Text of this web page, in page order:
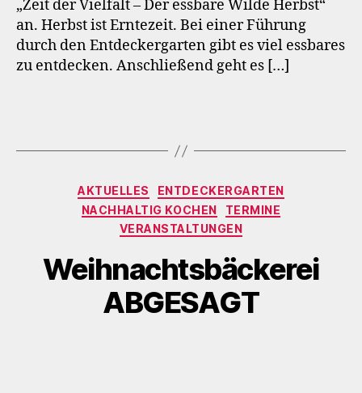
„Zeit der Vielfalt – Der essbare Wilde Herbst“
an. Herbst ist Erntezeit. Bei einer Führung
durch den Entdeckergarten gibt es viel essbares
zu entdecken. Anschließend geht es […]
Kategorien
AKTUELLES
ENTDECKERGARTEN
NACHHALTIG KOCHEN
TERMINE
VERANSTALTUNGEN
Weihnachtsbäckerei
ABGESAGT